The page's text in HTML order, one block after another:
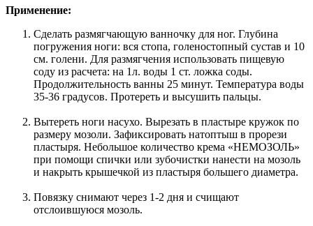
Применение:
Сделать размягчающую ванночку для ног. Глубина
погружения ноги: вся стопа, голеностопный сустав и 10
см. голени. Для размягчения использовать пищевую
соду из расчета: на 1л. воды 1 ст. ложка соды.
Продолжительность ванны 25 минут. Температура воды
35-36 градусов. Протереть и высушить пальцы.
Вытереть ноги насухо. Вырезать в пластыре кружок по
размеру мозоли. Зафиксировать натоптыш в прорези
пластыря. Небольшое количество крема «НЕМОЗОЛЬ»
при помощи спички или зубочистки нанести на мозоль
и накрыть крышечкой из пластыря большего диаметра.
Повязку снимают через 1-2 дня и счищают
отслоившуюся мозоль.